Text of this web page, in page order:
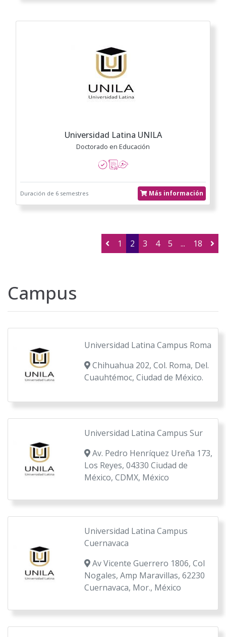
Universidad Latina UNILA
Doctorado en Educación
Duración de 6 semestres Más información
1 2 3 4 5 ... 18
Campus
Universidad Latina Campus Roma
Chihuahua 202, Col. Roma, Del.
Cuauhtémoc, Ciudad de México.
Universidad Latina Campus Sur
Av. Pedro Henríquez Ureña 173,
Los Reyes, 04330 Ciudad de
México, CDMX, México
Universidad Latina Campus
Cuernavaca
Av Vicente Guerrero 1806, Col
Nogales, Amp Maravillas, 62230
Cuernavaca, Mor., México